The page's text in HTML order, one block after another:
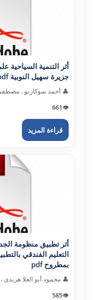
أثر التنمية السياحية
جزيرة سهيل النوبية pdf
👤 أحمد سوکارنو ،
👁️
661
قراءة المزيد
أثر تطبيق منظومة
التعليم الفندقي
بمطروح pdf
👤 محمود أبو العلا هريدى
👁️
585